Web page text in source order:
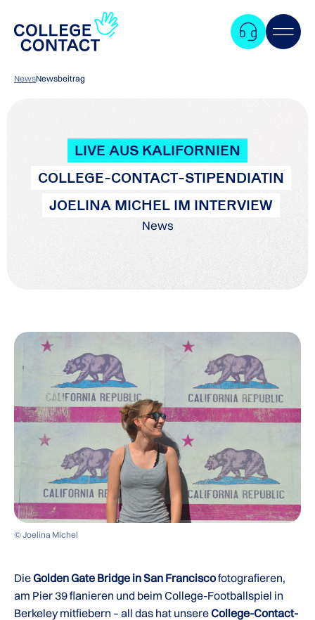
NewsNewsbeitrag
LIVE AUS KALIFORNIEN
COLLEGE-CONTACT-STIPENDIATIN
JOELINA MICHEL IM INTERVIEW
News
© Joelina Michel
DieGolden Gate Bridge in San Franciscofotografieren,
am Pier 39 flanieren und beim College-Footballspiel in
Berkeley mitfiebern – all das hat unsereCollege-Contact-